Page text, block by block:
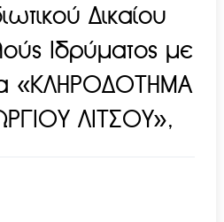
Δικαίου
Ιδρύματος με
«ΚΛΗΡΟΔΟΤΗΜΑ
ΛΙΤΣΟΥ»,